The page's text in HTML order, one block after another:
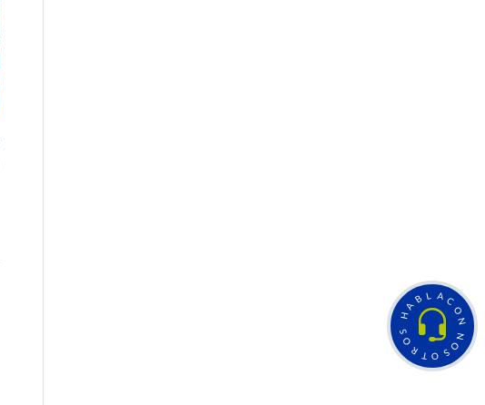
H
A
B L A C
O
N
N
O
S
O
T
R
O
S